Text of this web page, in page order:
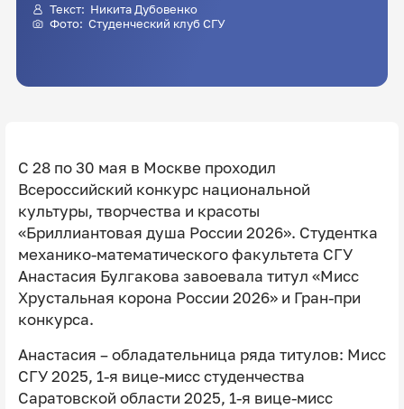
Текст: Никита Дубовенко
Фото: Студенческий клуб СГУ
С 28 по 30 мая в Москве проходил
Всероссийский конкурс национальной
культуры, творчества и красоты
«Бриллиантовая душа России 2026». Студентка
механико-математического факультета СГУ
Анастасия Булгакова завоевала титул «Мисс
Хрустальная корона России 2026» и Гран-при
конкурса.
Анастасия – обладательница ряда титулов: Мисс
СГУ 2025, 1-я вице-мисс студенчества
Саратовской области 2025, 1-я вице-мисс